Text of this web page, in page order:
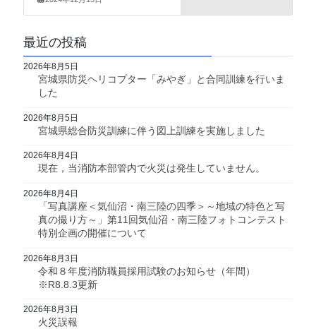
最近の投稿
宮城県防災ヘリコプター「みやぎ」と合同訓練を行いま
した
2026年8月5日
宮城県総合防災訓練に伴う図上訓練を実施しました
2026年8月5日
現在，当消防本部管内で火災は発生していません。
2026年8月4日
「写真講座＜気仙沼・南三陸の四季＞～地域の特色と写
真の撮り方～」第11回気仙沼・南三陸フォトコンテスト
特別企画の開催について
2026年8月4日
令和８年度消防職員採用試験のお知らせ（年間）
※R8.8.3更新
2026年8月3日
火災誤報
2026年8月3日